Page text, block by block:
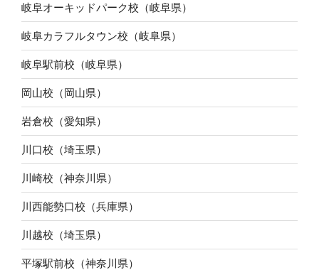
岐阜オーキッドパーク校（岐阜県）
岐阜カラフルタウン校（岐阜県）
岐阜駅前校（岐阜県）
岡山校（岡山県）
岩倉校（愛知県）
川口校（埼玉県）
川崎校（神奈川県）
川西能勢口校（兵庫県）
川越校（埼玉県）
平塚駅前校（神奈川県）